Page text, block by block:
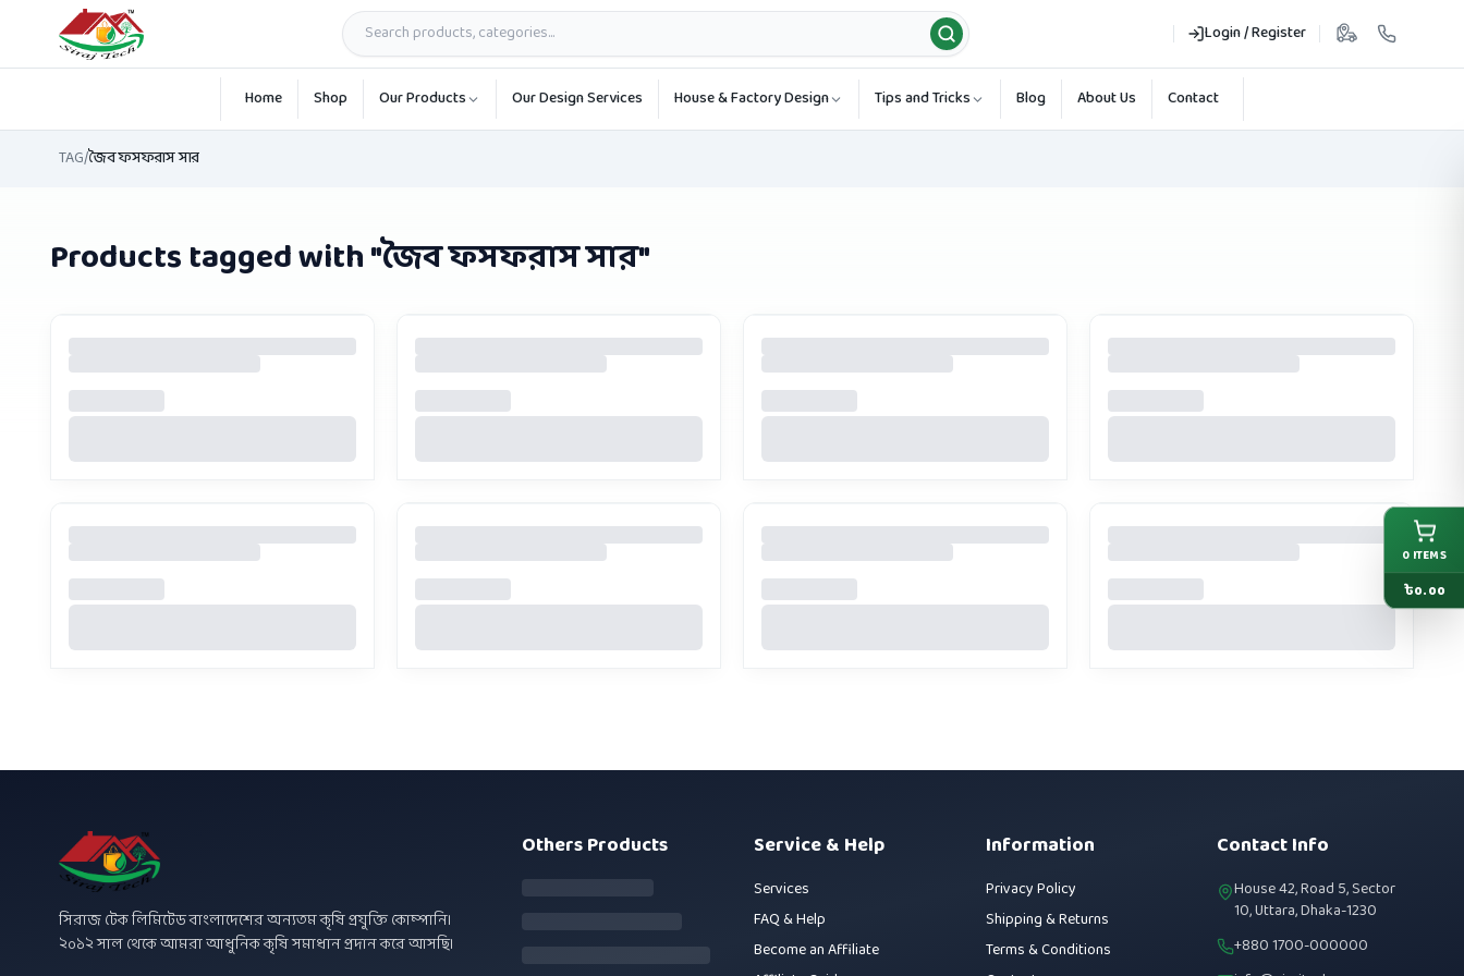
Login / Register
Skip to main content
Home Shop Our Products Our Design Services House & Factory Design Tips and Tricks Blog About Us Contact
TAG/জৈব ফসফরাস সার
Products tagged with "জৈব ফসফরাস সার"
সিরাজ টেক লিমিটেড বাংলাদেশের অন্যতম কৃষি প্রযুক্তি কোম্পানি।
২০১২ সাল থেকে আমরা আধুনিক কৃষি সমাধান প্রদান করে আসছি।
Others Products Service & Help
Services
FAQ & Help
Become an Affiliate
Information
Privacy Policy
Shipping & Returns
Terms & Conditions
Contact Info
House 42, Road 5, Sector
10, Uttara, Dhaka-1230
+880 1700-000000
0 ITEMS
৳0.00